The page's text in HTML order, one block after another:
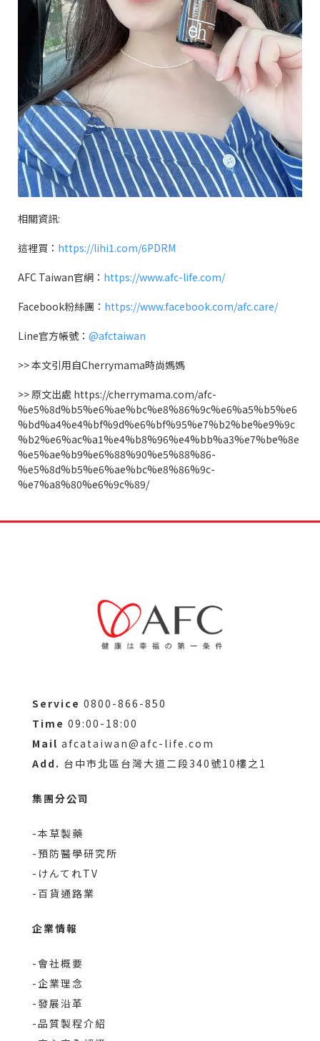
相關資訊:
這裡買： https://lihi1.com/6PDRM
AFC Taiwan官網： https://www.afc-life.com/
Facebook粉絲團： https://www.facebook.com/afc.care/
Line官方帳號： @afctaiwan
>>本文引用自Cherrymama時尚媽媽
>> 原文出處 https://cherrymama.com/afc-
%e5%8d%b5%e6%ae%bc%e8%86%9c%e6%a5%b5%e6
%bd%a4%e4%bf%9d%e6%bf%95%e7%b2%be%e9%9c
%b2%e6%ac%a1%e4%b8%96%e4%bb%a3%e7%be%8e
%e5%ae%b9%e6%88%90%e5%88%86-
%e5%8d%b5%e6%ae%bc%e8%86%9c-
%e7%a8%80%e6%9c%89/
Service 0800-866-850
Time 09:00-18:00
Mail afcataiwan@afc-life.com
Add. 台中市北區台灣大道二段340號10樓之1
集團分公司
-本草製藥
-預防醫學研究所
-けんてれTV
-百貨通路業
企業情報
-會社概要
-企業理念
-發展沿革
-品質製程介紹